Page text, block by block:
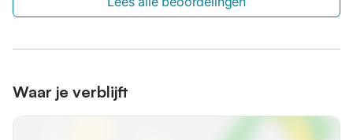
Waar je verblijft